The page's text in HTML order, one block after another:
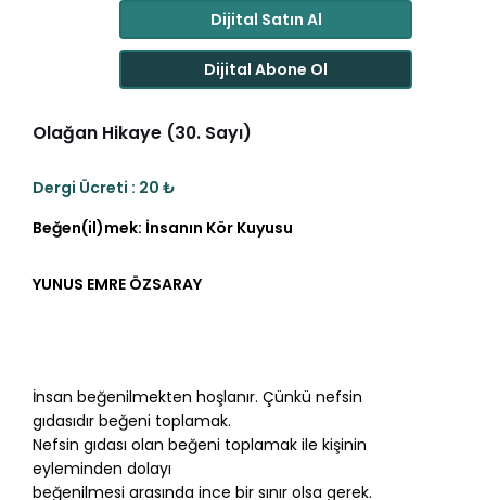
Dijital Satın Al
Dijital Abone Ol
Olağan Hikaye (30. Sayı)
Dergi Ücreti : 20 ₺
Beğen(il)mek: İnsanın Kör Kuyusu
YUNUS EMRE ÖZSARAY
İnsan beğenilmekten hoşlanır. Çünkü nefsin
gıdasıdır beğeni toplamak.
Nefsin gıdası olan beğeni toplamak ile kişinin
eyleminden dolayı
beğenilmesi arasında ince bir sınır olsa gerek.